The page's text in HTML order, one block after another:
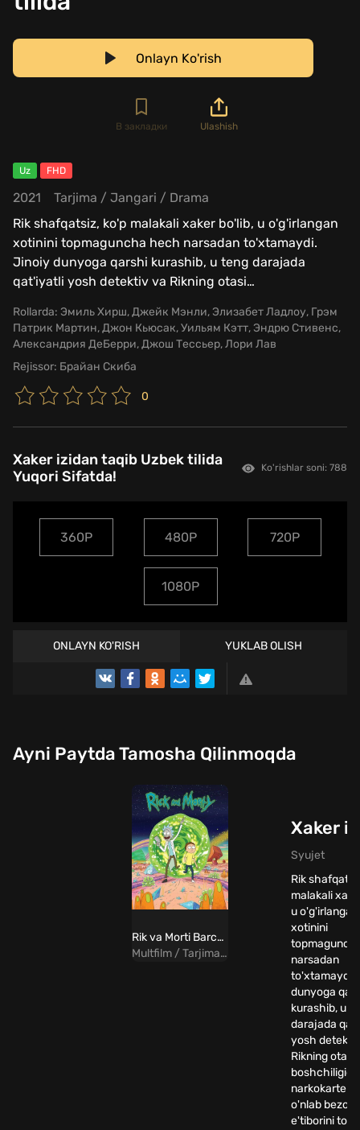
Onlayn Ko'rish
В закладки Ulashish
Uz FHD
2021 Tarjima / Jangari / Drama
Rik shafqatsiz, ko'p malakali xaker bo'lib, u o'g'irlangan
xotinini topmaguncha hech narsadan to'xtamaydi.
Jinoiy dunyoga qarshi kurashib, u teng darajada
qat'iyatli yosh detektiv va Rikning otasi…
Rollarda: Эмиль Хирш, Джейк Мэнли, Элизабет Ладлоу, Грэм
Патрик Мартин, Джон Кьюсак, Уильям Кэтт, Эндрю Стивенс,
Александрия ДеБерри, Джош Тессьер, Лори Лав
Rejissor: Брайан Скиба
0
Xaker izidan taqib Uzbek tilida
Yuqori Sifatda!
Ko'rishlar soni: 788
360P 480P 720P
1080P
ONLAYN KO'RISH YUKLAB OLISH
TREYLER
Ayni Paytda Tamosha Qilinmoqda
Rik va Morti Barcha qismlar Uzbek Tilida
Multfilm / Tarjima / Komediya / Sarguzasht / Fantastika
Xaker
Syujet
Rik
malakali
u o'g'irlangan
xotinini
narsadan
to'xtamaydi.
dunyoga
kurashib, u
darajada
yosh
Rikning otasi
o'nlab
e'tiborini